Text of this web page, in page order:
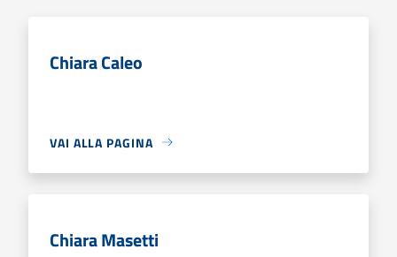
Chiara Caleo
VAI ALLA PAGINA
Chiara Masetti